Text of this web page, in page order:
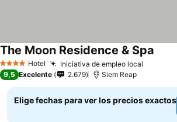
4 EstrellasHotel Iniciativa de empleo local
The Moon Residence & Spa
9,5 Excelente 2.679 Siem Reap
Elige fechas para ver los precios exactos